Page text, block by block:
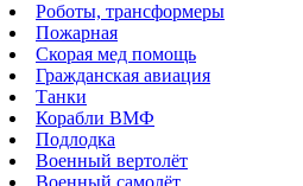
Роботы, трансформеры
Пожарная
Скорая мед помощь
Гражданская авиация
Танки
Корабли ВМФ
Подлодка
Военный вертолёт
Военный самолёт